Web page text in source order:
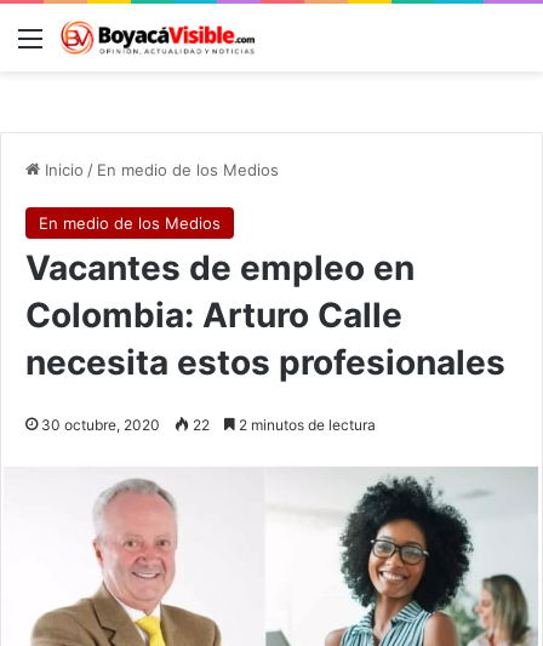
Menú
Inicio / En medio de los Medios
En medio de los Medios
Vacantes de empleo en
Colombia: Arturo Calle
necesita estos profesionales
30 octubre, 2020 22 2 minutos de lectura